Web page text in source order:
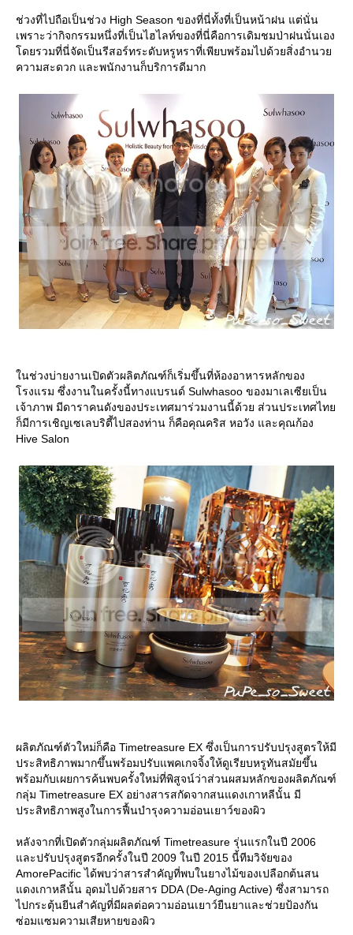
ช่วงที่ไปถือเป็นช่วง High Season ของที่นี่ทั้งที่เป็นหน้าฝน แต่นั่น
เพราะว่ากิจกรรมหนึ่งที่เป็นไฮไลท์ของที่นี่คือการเดิมชมป่าฝนนั่นเอง
ดยรวมที่นี่จัดเป็นรีสอร์ทระดับหรูหราที่เพียบพร้อมไปด้วยสิ่งอำนว
ความสะดวก และพนักงานก็บริการดีมาก
นช่วงบ่ายงานเปิดตัวผลิตภัณฑ์ก็เริ่มขึ้นที่ห้องอาหารหลักของ
รงแรม ซึ่งงานในครั้งนี้ทางแบรนด์ Sulwhasoo ของมาเลเซียเป็น
เจ้าภาพ มีดาราคนดังของประเทศมาร่วมงานนี้ด้วย ส่วนประเทศไท
ก็มีการเชิญเซเลบริตี้ไปสองท่าน ก็คือคุณคริส หอวัง และคุณก้อง
Hive Salon
ผลิตภัณฑ์ตัวใหม่ก็คือ Timetreasure EX ซึ่งเป็นการปรับปรุงสูตรให้มี
ประสิทธิภาพมากขึ้นพร้อมปรับแพคเกจจิ้งให้ดูเรียบหรูทันสมัยขึ้น
พร้อมกับเผยการค้นพบครั้งใหม่ที่พิสูจน์ว่าส่วนผสมหลักของผลิตภัณฑ์
กลุ่ม Timetreasure EX อย่างสารสกัดจากสนแดงเกาหลีนั้น มี
ประสิทธิภาพสูงในการฟื้นบำรุงความอ่อนเยาว์ของผิว
หลังจากที่เปิดตัวกลุ่มผลิตภัณฑ์ Timetreasure รุ่นแรกในปี 2006
ละปรับปรุงสูตรอีกครั้งในปี 2009 ในปี 2015 นี้ทีมวิจัยของ
AmorePacific ได้พบว่าสารสำคัญที่พบในยางไม้ของเปลือกต้นสน
ดงเกาหลีนั้น อุดมไปด้วยสาร DDA (De-Aging Active) ซึ่งสามารถ
ไปกระตุ้นยีนสำคัญที่มีผลต่อความอ่อนเยาว์ยืนยาและช่วยป้องกัน
ซ่อมแซมความเสียหายของผิว